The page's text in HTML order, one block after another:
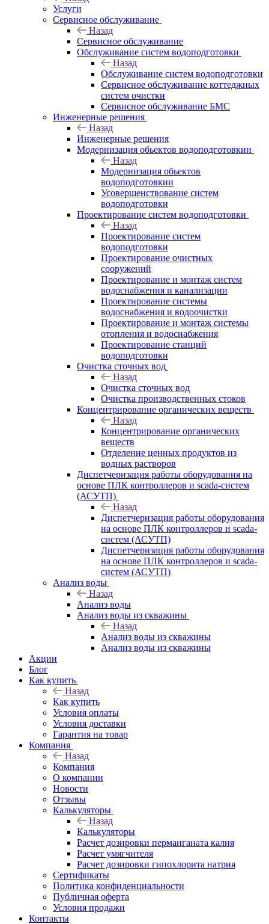
Услуги
Сервисное обслуживание
Назад
Сервисное обслуживание
Обслуживание систем водоподготовки
Назад
Обслуживание систем водоподготовки
Сервисное обслуживание коттеджных
систем очистки
Сервисное обслуживание БМС
Инженерные решения
Назад
Инженерные решения
Модернизация обьектов водоподготовкии
Назад
Модернизация обьектов
водоподготовкии
Усовершенствование систем
водоподготовки
Проектирование систем водоподготовки
Назад
Проектирование систем
водоподготовки
Проектирование очистных
сооружений
Проектирование и монтаж систем
водоснабжения и канализации
Проектирование системы
водоснабжения и водоочистки
Проектирование и монтаж системы
отопления и водоснабжения
Проектирование станций
водоподготовки
Очистка сточных вод
Назад
Очистка сточных вод
Очистка производственных стоков
Концентрирование органических веществ
Назад
Концентрирование органических
веществ
Отделение ценных продуктов из
водных растворов
Диспетчеризация работы оборудования на
основе ПЛК контроллеров и scada-систем
(АСУТП)
Назад
Диспетчеризация работы оборудования
на основе ПЛК контроллеров и scada-
систем (АСУТП)
Диспетчеризация работы оборудования
на основе ПЛК контроллеров и scada-
систем (АСУТП)
Анализ воды
Назад
Анализ воды
Анализ воды из скважины
Назад
Анализ воды из скважины
Анализ воды из скважины
Акции
Блог
Как купить
Назад
Как купить
Условия оплаты
Условия доставки
Гарантия на товар
Компания
Назад
Компания
О компании
Новости
Отзывы
Калькуляторы
Назад
Калькуляторы
Расчет дозировки перманганата калия
Расчет умягчителя
Расчет дозировки гипохлорита натрия
Сертификаты
Политика конфиденциальности
Публичная оферта
Условия продажи
Контакты